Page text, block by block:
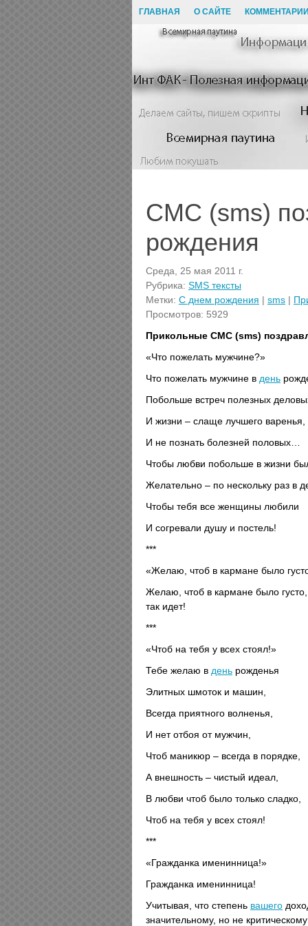
ГЛАВНАЯ О САЙТЕ
СМС (sms)
рождения
Среда, 25 мая 2011 г.
Рубрика: SMS тексты
Метки: C днем рождения | sms |
Просмотров: 5929
Прикольные СМС (sms)
«Что пожелать мужчине?»
Что пожелать мужчине в день
Побольше встреч полезных
И жизни – слаще лучшего варенья,
И не познать болезней половых…
Чтобы любви побольше в жизни
Желательно – по нескольку раз в
Чтобы тебя все женщины любили
И согревали душу и постель!
***
«Желаю, чтоб в кармане было
Желаю, чтоб в кармане было
так идет!
***
«Чтоб на тебя у всех стоял!»
Тебе желаю в день рожденья
Элитных шмоток и машин,
Всегда приятного волненья,
И нет отбоя от мужчин,
Чтоб маникюр – всегда в порядке,
А внешность – чистый идеал,
В любви чтоб было только сладко,
Чтоб на тебя у всех стоял!
***
«Гражданка именинница!»
Гражданка именинница!
Учитывая, что степень вашего
значительному, но не